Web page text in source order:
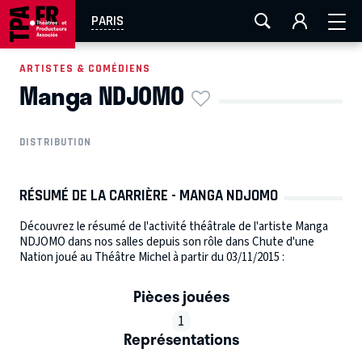
PARIS
AIX-MARSEILLE LA ROCHELLE
EN TOURNÉE
ARTISTES & COMÉDIENS
Manga NDJOMO
DISTRIBUTION
RÉSUMÉ DE LA CARRIÈRE - MANGA NDJOMO
Découvrez le résumé de l'activité théâtrale de l'artiste Manga
NDJOMO dans nos salles depuis son rôle dans Chute d'une
Nation joué au Théâtre Michel à partir du 03/11/2015 :
Pièces jouées
1
Représentations